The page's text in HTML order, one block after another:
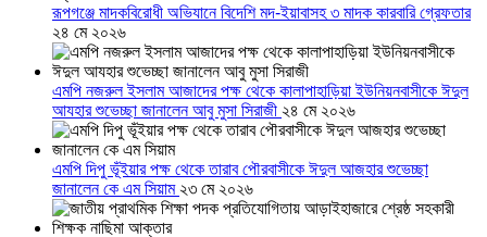
রূপগঞ্জে মাদকবিরোধী অভিযানে বিদেশি মদ-ইয়াবাসহ ৩ মাদক কারবারি গ্রেফতার
২৪ মে ২০২৬
এমপি নজরুল ইসলাম আজাদের পক্ষ থেকে কালাপাহাড়িয়া ইউনিয়নবাসীকে ঈদুল
আযহার শুভেচ্ছা জানালেন আবু মুসা সিরাজী ২৪ মে ২০২৬
এমপি দিপু ভূঁইয়ার পক্ষ থেকে তারাব পৌরবাসীকে ঈদুল আজহার শুভেচ্ছা
জানালেন কে এম সিয়াম ২৩ মে ২০২৬